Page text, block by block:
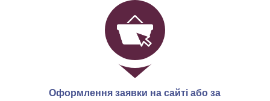
Оформлення заявки на сайті або за